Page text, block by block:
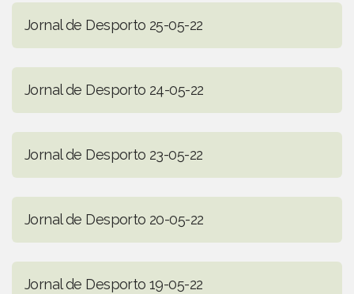
Jornal de Desporto 25-05-22
Jornal de Desporto 24-05-22
Jornal de Desporto 23-05-22
Jornal de Desporto 20-05-22
Jornal de Desporto 19-05-22